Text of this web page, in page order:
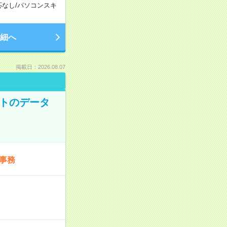
し/パソコンスキ
へ
掲載日：2026.08.07
のデータ
務